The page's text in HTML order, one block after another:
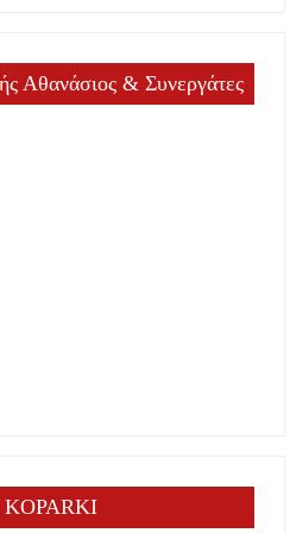
Αθανάσιος & Συνεργάτες